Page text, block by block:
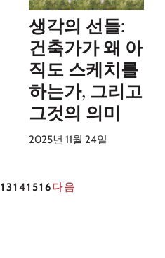
생각의 선들:
건축가가 왜 아
직도 스케치를
하는가, 그리고
그것의 의미
2025년 11월 24일
13141516다음